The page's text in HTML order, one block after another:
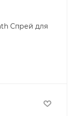
Спрей для